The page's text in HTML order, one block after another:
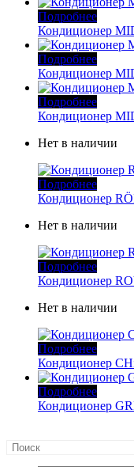
Подробнее
Кондиционер
Подробнее
Кондиционер
Подробнее
Кондиционер
Нет в наличии
Подробнее
Кондиционер
Нет в наличии
Подробнее
Кондиционер
Нет в наличии
Подробнее
Кондиционер
Подробнее
Кондиционер